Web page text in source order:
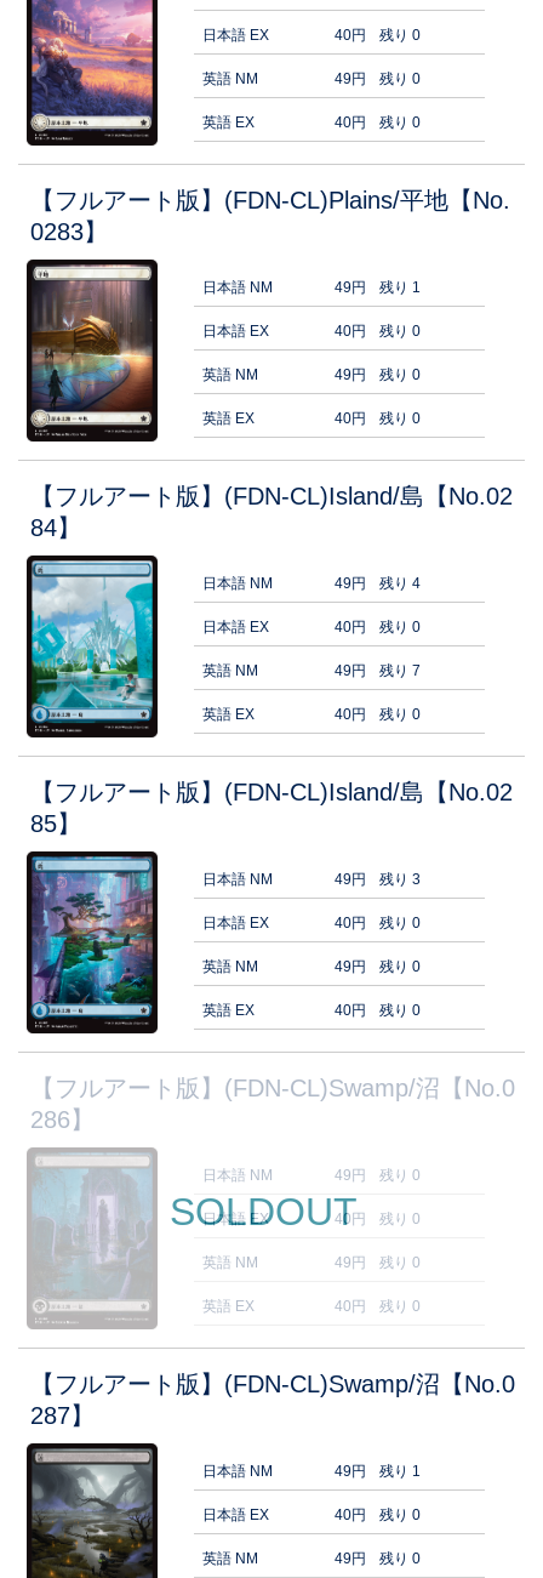
日本語 EX 40円 残り 0
英語 NM 49円 残り 0
英語 EX 40円 残り 0
【フルアート版】(FDN-CL)Plains/平地【No.
0283】
日本語 NM 49円 残り 1
日本語 EX 40円 残り 0
英語 NM 49円 残り 0
英語 EX 40円 残り 0
【フルアート版】(FDN-CL)Island/島【No.02
84】
日本語 NM 49円 残り 4
日本語 EX 40円 残り 0
英語 NM 49円 残り 7
英語 EX 40円 残り 0
【フルアート版】(FDN-CL)Island/島【No.02
85】
日本語 NM 49円 残り 3
日本語 EX 40円 残り 0
英語 NM 49円 残り 0
英語 EX 40円 残り 0
【フルアート版】(FDN-CL)Swamp/沼【No.0
286】
日本語 NM 49円 残り 0
日本語 EX 40円 残り 0
英語 NM 49円 残り 0
英語 EX 40円 残り 0
SOLDOUT
【フルアート版】(FDN-CL)Swamp/沼【No.0
287】
日本語 NM 49円 残り 1
日本語 EX 40円 残り 0
英語 NM 49円 残り 0